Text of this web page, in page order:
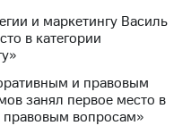
и маркетингу Василь
в категории
и правовым
занял первое место в
правовым вопросам»